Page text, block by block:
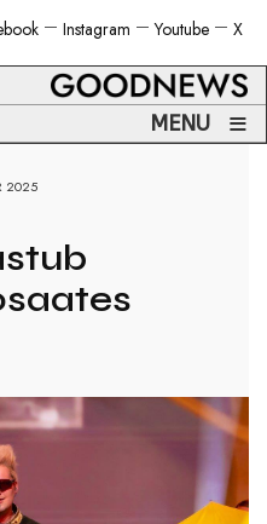
X
Youtube
Instagram
MENU ≡
2025